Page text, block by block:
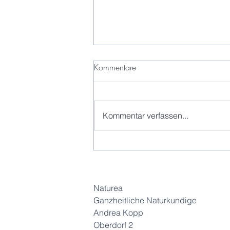
Kommentare
Kommentar verfassen...
Naturea
Ganzheitliche Naturkundige
Andrea Kopp
Oberdorf 2